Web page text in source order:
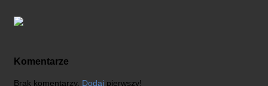
Komentarze
Brak komentarzy. Dodaj pierwszy!